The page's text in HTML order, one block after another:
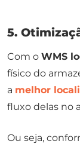
5.
Com o WMS
físico do
a melhor
fluxo delas no
Ou seja,